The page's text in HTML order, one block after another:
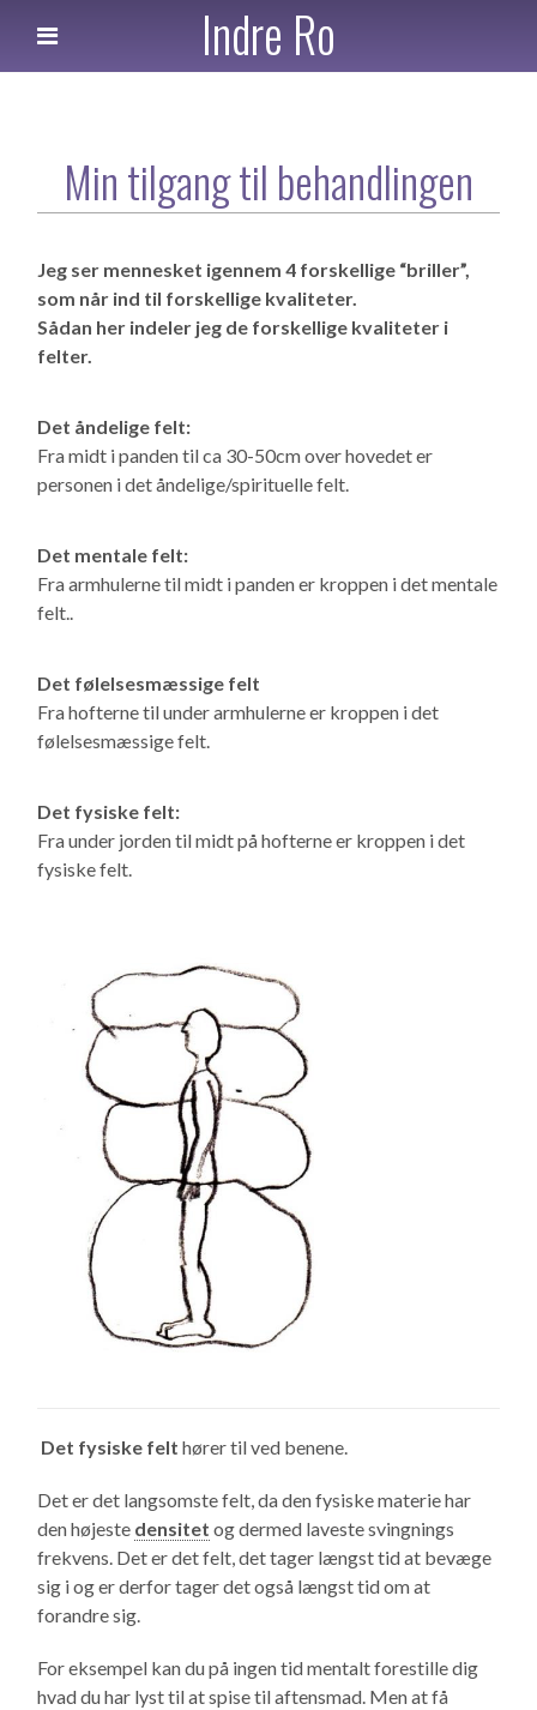
Indre Ro
Min tilgang til behandlingen
Jeg ser mennesket igennem 4 forskellige “briller”,
som når ind til forskellige kvaliteter.
Sådan her indeler jeg de forskellige kvaliteter i
felter.
Det åndelige felt:
Fra midt i panden til ca 30-50cm over hovedet er
personen i det åndelige/spirituelle felt.
Det mentale felt:
Fra armhulerne til midt i panden er kroppen i det mentale
felt..
Det følelsesmæssige felt
Fra hofterne til under armhulerne er kroppen i det
følelsesmæssige felt.
Det fysiske felt:
Fra under jorden til midt på hofterne er kroppen i det
fysiske felt.
Det fysiske felt hører til ved benene.
Det er det langsomste felt, da den fysiske materie har
den højeste densitet og dermed laveste svingnings
frekvens. Det er det felt, det tager længst tid at bevæge
sig i og er derfor tager det også længst tid om at
forandre sig.
For eksempel kan du på ingen tid mentalt forestille dig
hvad du har lyst til at spise til aftensmad. Men at få